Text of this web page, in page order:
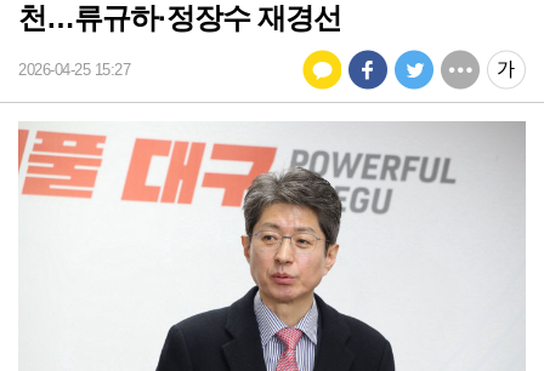
천…류규하·정장수 재경선
2026-04-25 15:27